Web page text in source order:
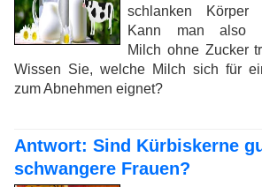
schlanken Körper
Kann man also
Milch ohne Zucker
Wissen Sie, welche Milch sich für
zum Abnehmen eignet?
Antwort: Sind Kürbiskerne
schwangere Frauen?